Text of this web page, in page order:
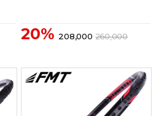
20% 208,000 260,000